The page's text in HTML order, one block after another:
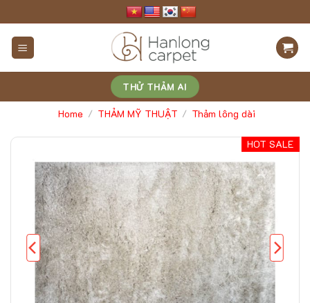
to
content
THỬ THẢM AI
Home / THẢM MỸ THUẬT / Thảm lông dài
HOT SALE